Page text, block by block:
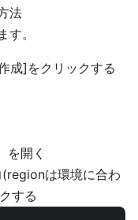
法
。
成]をクリックする
開く
は環境に合わ
する